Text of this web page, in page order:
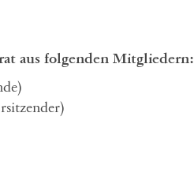
aus folgenden Mitgliedern: